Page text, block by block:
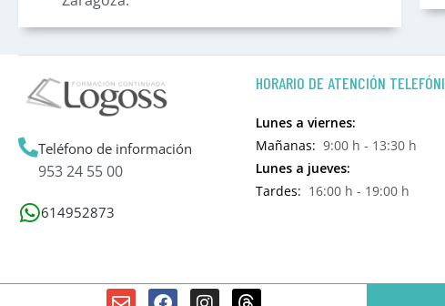
Teléfono de información
953 24 55 00
614952873
HORARIO DE ATENCIÓN
Lunes a viernes:
Mañanas: 9:00 h - 13:30 h
Lunes a jueves:
Tardes: 16:00 h - 19:00 h